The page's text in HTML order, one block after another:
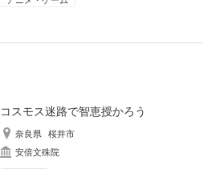
コスモス迷路で智恵授かろう
奈良県
桜井市
安倍文殊院